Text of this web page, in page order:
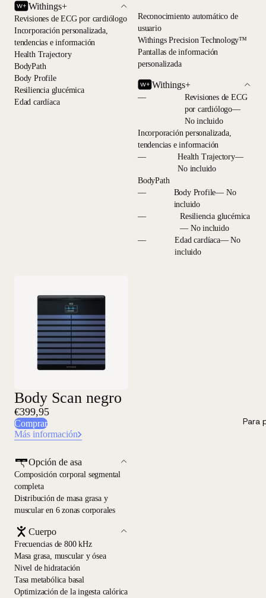
Para
Withings+
Revisiones de ECG por cardiólogo
Incorporación personalizada,
tendencias e información
Health Trajectory
BodyPath
Body Profile
Resiliencia glucémica
Edad cardíaca
Reconocimiento automático de
usuario
Withings Precision Technology™
Pantallas de información
personalizada
Withings+
—
Revisiones de ECG
por cardiólogo—
No incluido
Incorporación personalizada,
tendencias e información
—
Health Trajectory—
No incluido
BodyPath
—
Body Profile— No
incluido
—
Resiliencia glucémica
— No incluido
—
Edad cardíaca— No
incluido
Body Scan negro
€399,95
Comprar
Más información
Opción de asa
Composición corporal segmental
completa
Distribución de masa grasa y
muscular en 6 zonas corporales
Cuerpo
Frecuencias de 800 kHz
Masa grasa, muscular y ósea
Nivel de hidratación
Tasa metabólica basal
Optimización de la ingesta calórica